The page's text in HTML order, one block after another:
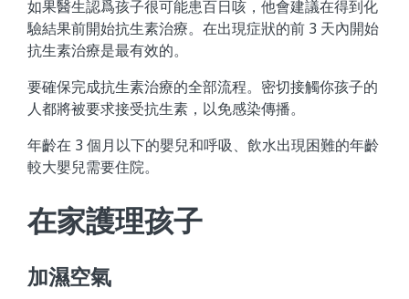
如果醫生認爲孩子很可能患百日咳，他會建議在得到化
驗結果前開始抗生素治療。在出現症狀的前 3 天內開始
抗生素治療是最有效的。
要確保完成抗生素治療的全部流程。密切接觸你孩子的
人都將被要求接受抗生素，以免感染傳播。
年齡在 3 個月以下的嬰兒和呼吸、飲水出現困難的年齡
較大嬰兒需要住院。
在家護理孩子
加濕空氣